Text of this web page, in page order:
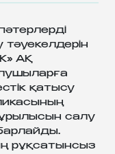
АҚ
қатысу
салу
рұқсатынсыз